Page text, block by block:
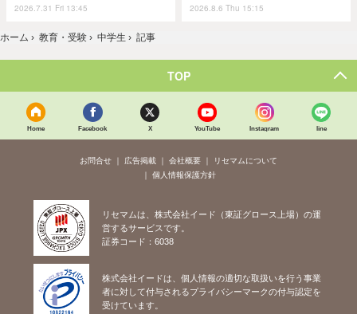
2026.7.31 Fri 13:45 2026.8.6 Thu 15:15
ホーム › 教育・受験 › 中学生 › 記事
TOP
Home Facebook X YouTube Instagram line
お問合せ 広告掲載 会社概要
リセマムについて
個人情報保護方針
リセマムは、株式会社イード（東証グロース上場）の運
営するサービスです。
証券コード：6038
株式会社イードは、個人情報の適切な取扱いを行う事業
者に対して付与されるプライバシーマークの付与認定を
受けています。